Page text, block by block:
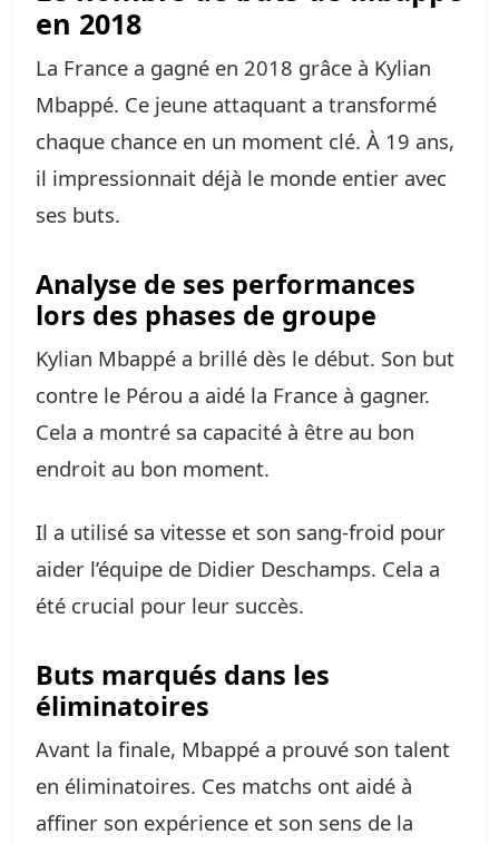
en 2018
La France a gagné en 2018 grâce à Kylian
Mbappé. Ce jeune attaquant a transformé
chaque chance en un moment clé. À 19 ans,
il impressionnait déjà le monde entier avec
ses buts.
Analyse de ses performances
lors des phases de groupe
Kylian Mbappé a brillé dès le début. Son but
contre le Pérou a aidé la France à gagner.
Cela a montré sa capacité à être au bon
endroit au bon moment.
Il a utilisé sa vitesse et son sang-froid pour
aider l’équipe de Didier Deschamps. Cela a
été crucial pour leur succès.
Buts marqués dans les
éliminatoires
Avant la finale, Mbappé a prouvé son talent
en éliminatoires. Ces matchs ont aidé à
affiner son expérience et son sens de la